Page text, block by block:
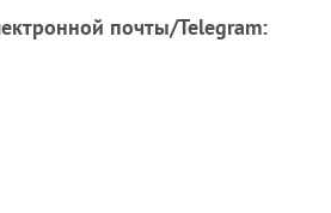
почты/Telegram: